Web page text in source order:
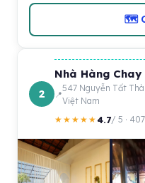
🗺
2
Nhà Hàng Chay
547 Nguyễn Tất
Việt Nam
★★★★★4.7/ 5 ·